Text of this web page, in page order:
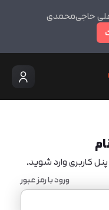
حاجی‌محمدی
کاربری وارد شوید.
ورود با رمز عبور